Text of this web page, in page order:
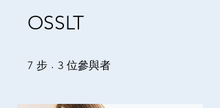
OSSLT
7 步 7 步3 位參與者